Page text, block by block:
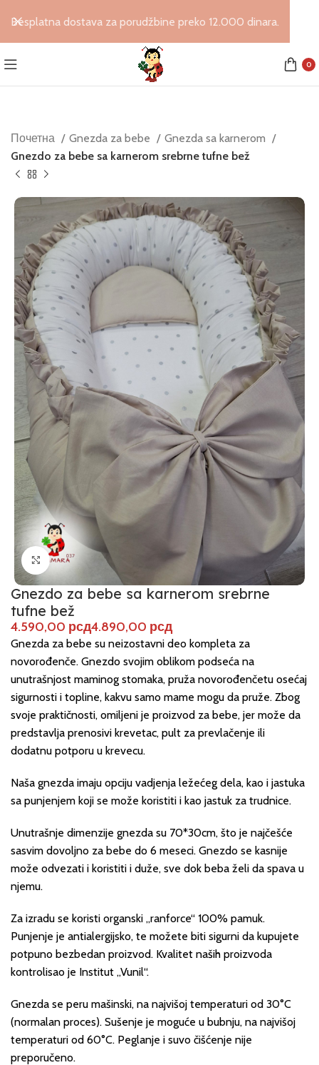
0
Почетна Gnezda za bebe
Gnezda sa karnerom
Gnezdo za bebe sa karnerom srebrne tufne bež
Click to enlarge
Gnezdo za bebe sa karnerom srebrne
tufne bež
рсд рсд
Gnezda za bebe su neizostavni deo kompleta za
novorođenče. Gnezdo svojim oblikom podseća na
unutrašnjost maminog stomaka, pruža novorođenčetu osećaj
sigurnosti i topline, kakvu samo mame mogu da pruže. Zbog
svoje praktičnosti, omiljeni je proizvod za bebe, jer može da
predstavlja prenosivi krevetac, pult za prevlačenje ili
dodatnu potporu u krevecu.
Naša gnezda imaju opciju vadjenja ležećeg dela, kao i jastuka
sa punjenjem koji se može koristiti i kao jastuk za trudnice.
Unutrašnje dimenzije gnezda su 70*30cm, što je najčešće
sasvim dovoljno za bebe do 6 meseci. Gnezdo se kasnije
može odvezati i koristiti i duže, sve dok beba želi da spava u
njemu.
Za izradu se koristi organski „ranforce“ 100% pamuk.
Punjenje je antialergijsko, te možete biti sigurni da kupujete
potpuno bezbedan proizvod. Kvalitet naših proizvoda
kontrolisao je Institut „Vunil“.
Gnezda se peru mašinski, na najvišoj temperaturi od 30°C
(normalan proces). Sušenje je moguće u bubnju, na najvišoj
temperaturi od 60°C. Peglanje i suvo čišćenje nije
preporučeno.
Besplatna dostava za porudžbine preko 12.000 dinara.